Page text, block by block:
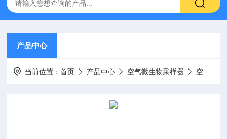
产品中心
当前位置：首页 产品中心 空气微生物采样器 空气微生物（浮游菌）采样器